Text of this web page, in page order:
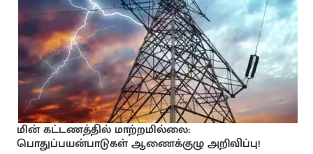
மின் கட்டணத்தில் மாற்றமில்லை:
பொதுப்பயன்பாடுகள் ஆணைக்குழு அறிவிப்பு!